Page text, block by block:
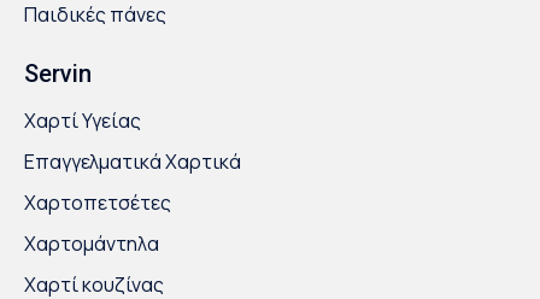
Παιδικές πάνες
Servin
Χαρτί Υγείας
Επαγγελματικά Χαρτικά
Χαρτοπετσέτες
Χαρτομάντηλα
Χαρτί κουζίνας